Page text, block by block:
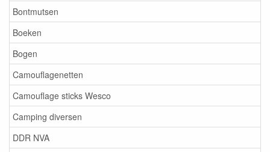
Bontmutsen
Boeken
Bogen
Camouflagenetten
Camouflage sticks Wesco
Camping diversen
DDR NVA